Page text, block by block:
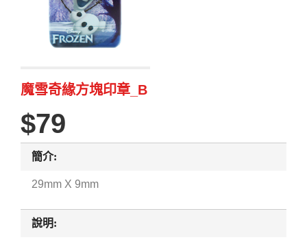
魔雪奇緣方塊印章_B
79
簡介:
29mm X 9mm
說明: